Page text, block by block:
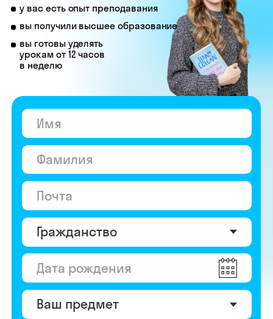
© Skyeng, 2026
Карта сайта
Политика конфиденциальности